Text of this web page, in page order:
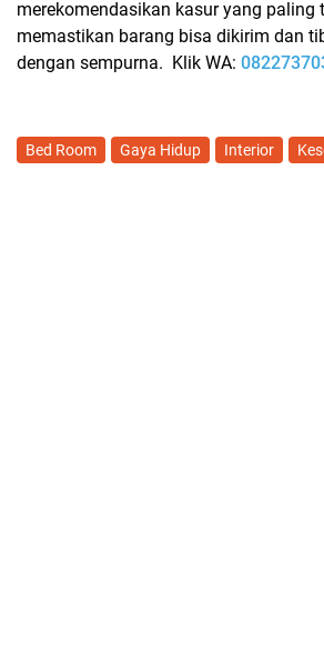
merekomendasikan kasur yang paling
memastikan barang bisa dikirim dan
dengan sempurna. Klik WA:
Bed Room Gaya Hidup Interior